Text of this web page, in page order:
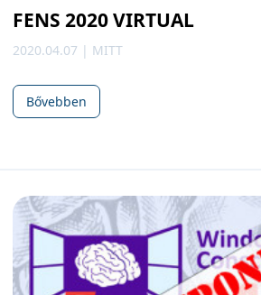
FENS 2020 VIRTUAL
2020.04.07 | MITT
Bővebben